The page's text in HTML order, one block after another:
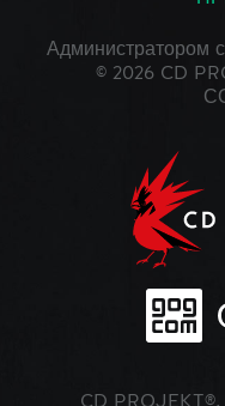
Администратором
© 2026 CD